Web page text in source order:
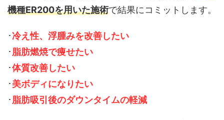
機種ER200を用いた施術で結果にコミットします。
･冷え性、浮腫みを改善したい
･ 脂肪燃焼で痩せたい
･体質改善したい
･美ボディになりたい
･ 脂肪吸引後のダウンタイムの軽減